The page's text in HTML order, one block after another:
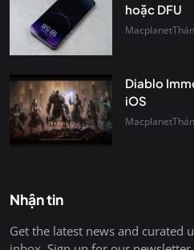
hoặc DFU
Macplanet
Diablo
iOS
Macplanet
Nhận tin
Get the latest news and curated